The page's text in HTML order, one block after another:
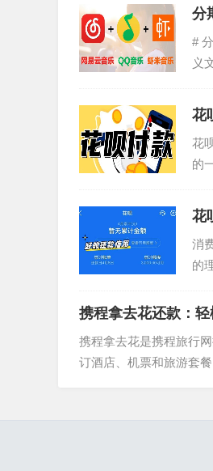
分
#
义
花
花
的
花
消
的
携程拿去花还款：
携程拿去花是携程旅行
订酒店、机票和旅游套